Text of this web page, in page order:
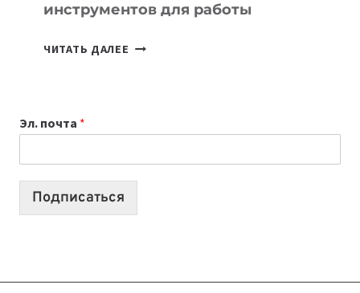
инструментов для работы
ЧИТАТЬ ДАЛЕЕ ТАСК-
РАБОТЫ
Эл. почта *
Подписаться